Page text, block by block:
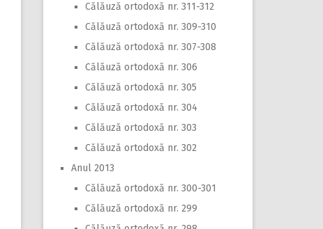
Călăuză ortodoxă nr. 311-312
Călăuză ortodoxă nr. 309-310
Călăuză ortodoxă nr. 307-308
Călăuză ortodoxă nr. 306
Călăuză ortodoxă nr. 305
Călăuză ortodoxă nr. 304
Călăuză ortodoxă nr. 303
Călăuză ortodoxă nr. 302
Anul 2013
Călăuză ortodoxă nr. 300-301
Călăuză ortodoxă nr. 299